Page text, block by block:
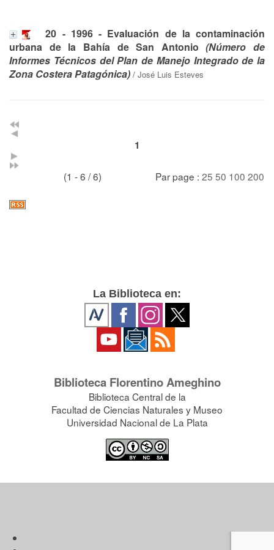
20 - 1996 - Evaluación de la contaminación
urbana de la Bahía de San Antonio (Número de
Informes Técnicos del Plan de Manejo Integrado de la
Zona Costera Patagónica) / José Luis Esteves
1
(1 - 6 / 6) Par page : 25 50 100 200
La Biblioteca en:
Biblioteca Florentino Ameghino
Biblioteca Central de la
Facultad de Ciencias Naturales y Museo
Universidad Nacional de La Plata